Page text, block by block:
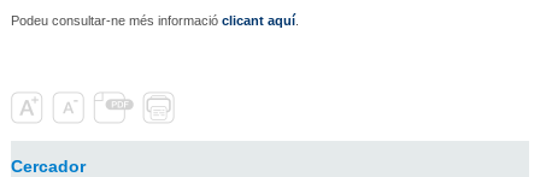
Podeu consultar-ne més informació clicant aquí.
Cercador